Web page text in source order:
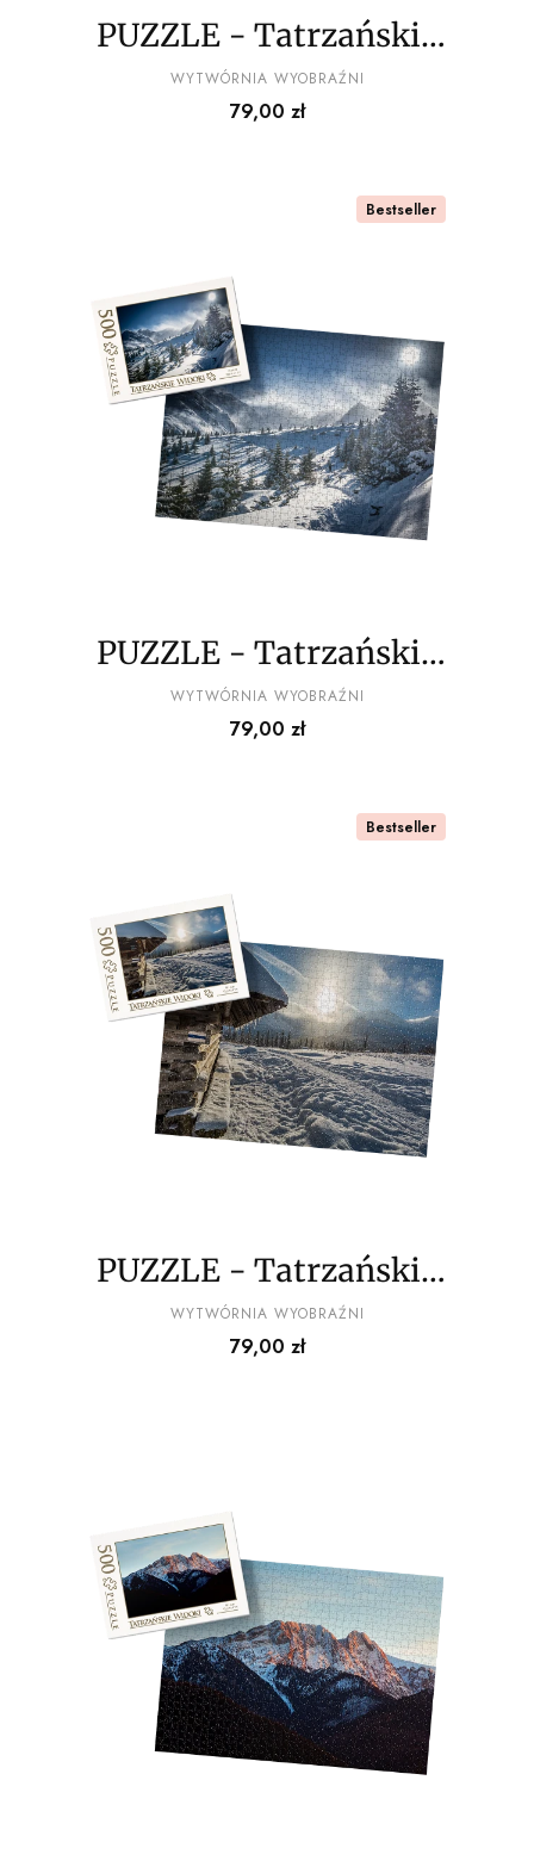
PUZZLE - Tatrzańskie
widoki wz9 - z
pudełkiem
PRODUCENT
WYTWÓRNIA WYOBRAŹNI
Cena
79,00 zł
Bestseller
PUZZLE - Tatrzańskie
widoki wz10 - z
pudełkiem
PRODUCENT
WYTWÓRNIA WYOBRAŹNI
Cena
79,00 zł
Bestseller
PUZZLE - Tatrzańskie
widoki wz11 - z
pudełkiem
PRODUCENT
WYTWÓRNIA WYOBRAŹNI
Cena
79,00 zł